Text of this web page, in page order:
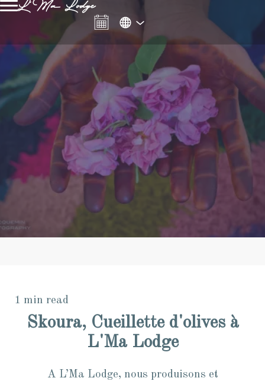
L'Ma Lodge
1 min read
Skoura, Cueillette d'olives à
L'Ma Lodge
A L’Ma Lodge, nous produisons et